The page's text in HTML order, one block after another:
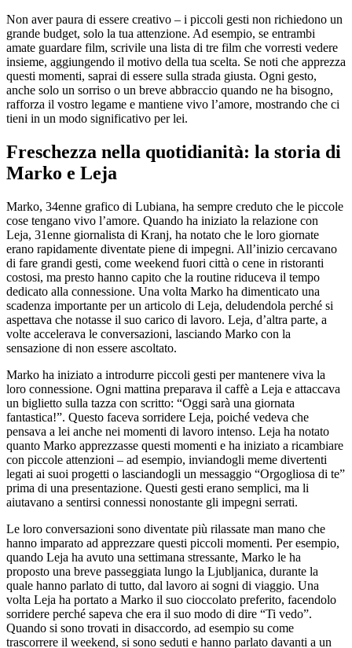
Non aver paura di essere creativo – i piccoli gesti non richiedono un
grande budget, solo la tua attenzione. Ad esempio, se entrambi
amate guardare film, scrivile una lista di tre film che vorresti vedere
insieme, aggiungendo il motivo della tua scelta. Se noti che apprezza
questi momenti, saprai di essere sulla strada giusta. Ogni gesto,
anche solo un sorriso o un breve abbraccio quando ne ha bisogno,
rafforza il vostro legame e mantiene vivo l’amore, mostrando che ci
tieni in un modo significativo per lei.
Freschezza nella quotidianità: la storia di
Marko e Leja
Marko, 34enne grafico di Lubiana, ha sempre creduto che le piccole
cose tengano vivo l’amore. Quando ha iniziato la relazione con
Leja, 31enne giornalista di Kranj, ha notato che le loro giornate
erano rapidamente diventate piene di impegni. All’inizio cercavano
di fare grandi gesti, come weekend fuori città o cene in ristoranti
costosi, ma presto hanno capito che la routine riduceva il tempo
dedicato alla connessione. Una volta Marko ha dimenticato una
scadenza importante per un articolo di Leja, deludendola perché si
aspettava che notasse il suo carico di lavoro. Leja, d’altra parte, a
volte accelerava le conversazioni, lasciando Marko con la
sensazione di non essere ascoltato.
Marko ha iniziato a introdurre piccoli gesti per mantenere viva la
loro connessione. Ogni mattina preparava il caffè a Leja e attaccava
un biglietto sulla tazza con scritto: “Oggi sarà una giornata
fantastica!”. Questo faceva sorridere Leja, poiché vedeva che
pensava a lei anche nei momenti di lavoro intenso. Leja ha notato
quanto Marko apprezzasse questi momenti e ha iniziato a ricambiare
con piccole attenzioni – ad esempio, inviandogli meme divertenti
legati ai suoi progetti o lasciandogli un messaggio “Orgogliosa di te”
prima di una presentazione. Questi gesti erano semplici, ma li
aiutavano a sentirsi connessi nonostante gli impegni serrati.
Le loro conversazioni sono diventate più rilassate man mano che
hanno imparato ad apprezzare questi piccoli momenti. Per esempio,
quando Leja ha avuto una settimana stressante, Marko le ha
proposto una breve passeggiata lungo la Ljubljanica, durante la
quale hanno parlato di tutto, dal lavoro ai sogni di viaggio. Una
volta Leja ha portato a Marko il suo cioccolato preferito, facendolo
sorridere perché sapeva che era il suo modo di dire “Ti vedo”.
Quando si sono trovati in disaccordo, ad esempio su come
trascorrere il weekend, si sono seduti e hanno parlato davanti a un